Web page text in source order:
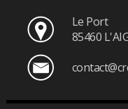
Le Port
85460